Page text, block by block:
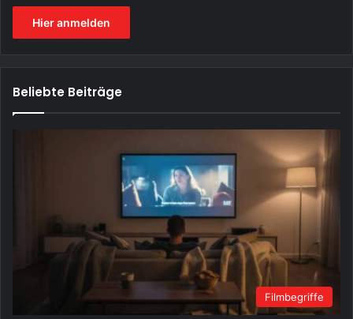
Hier anmelden
Beliebte Beiträge
Filmbegriffe